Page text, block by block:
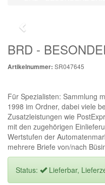
BRD -
Artikelnummer: SR047645
Für Spezialisten: Sammlung
1998 im Ordner, dabei viele
Zusatzleistungen wie
mit den zugehörigen
Wertstufen der
mehrere Briefe von/nach
Status: Lieferbar,